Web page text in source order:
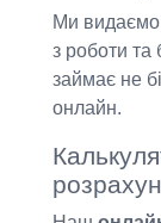
Ми видаємо
з роботи та
займає не
онлайн.